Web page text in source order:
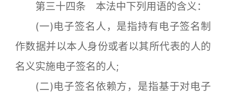
第三十四条 本法中下列用语的含义：
(一)电子签名人，是指持有电子签名制
作数据并以本人身份或者以其所代表的人的
名义实施电子签名的人;
(二)电子签名依赖方，是指基于对电子